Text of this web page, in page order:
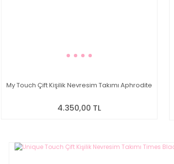
My Touch Çift Kişilik Nevresim Takımı Aphrodite
4.350,00 TL